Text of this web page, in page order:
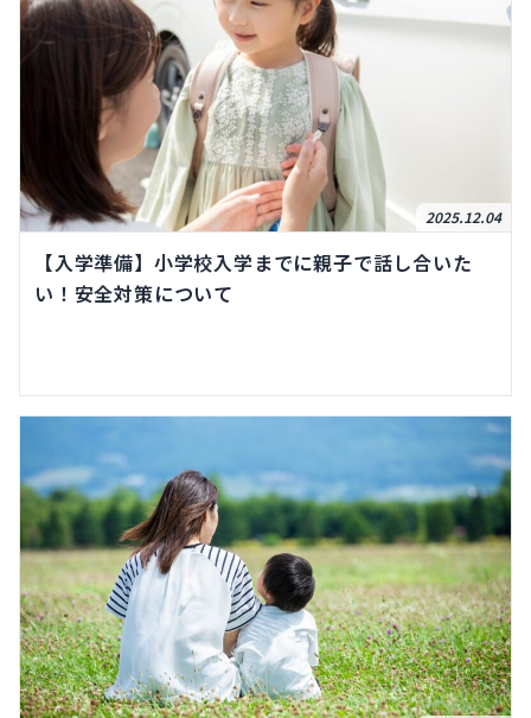
2025.12.04
【入学準備】小学校入学までに親子で話し合いた
い！安全対策について